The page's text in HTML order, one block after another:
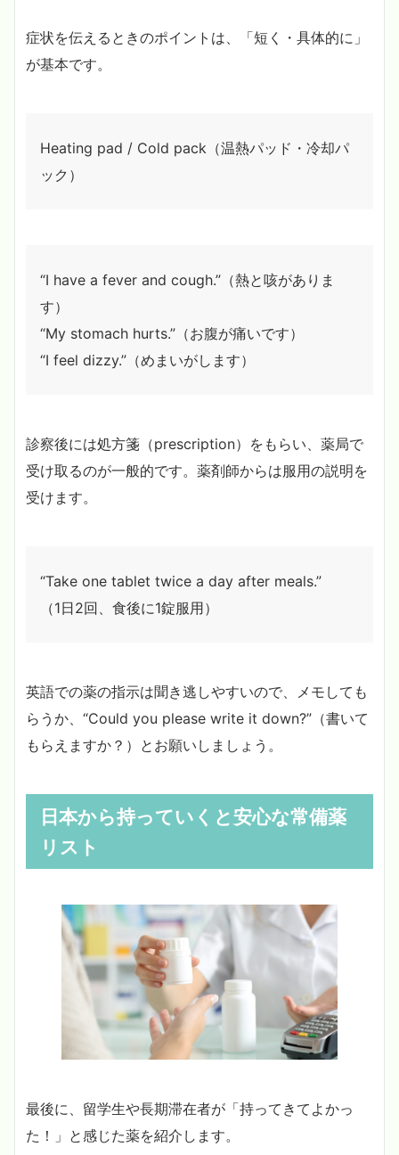
症状を伝えるときのポイントは、「短く・具体的に」
が基本です。
Heating pad / Cold pack（温熱パッド・冷却パ
ック）
“I have a fever and cough.”（熱と咳がありま
す）
“My stomach hurts.”（お腹が痛いです）
“I feel dizzy.”（めまいがします）
診察後には処方箋（prescription）をもらい、薬局で
受け取るのが一般的です。薬剤師からは服用の説明を
受けます。
“Take one tablet twice a day after meals.”
（1日2回、食後に1錠服用）
英語での薬の指示は聞き逃しやすいので、メモしても
らうか、“Could you please write it down?”（書いて
もらえますか？）とお願いしましょう。
日本から持っていくと安心な常備薬
リスト
最後に、留学生や長期滞在者が「持ってきてよかっ
た！」と感じた薬を紹介します。